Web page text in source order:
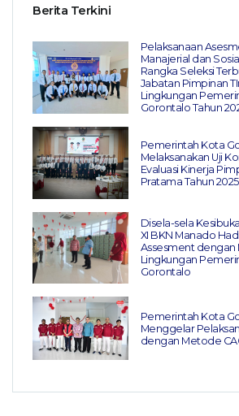
Berita Terkini
Pelaksanaan
Manajerial dan
Rangka Seleksi
Jabatan Pimpinan
Lingkungan
Gorontalo Tahun
Pemerintah Kota
Melaksanakan Uji
Evaluasi Kinerja
Pratama Tahun 2025
Disela-sela
XI BKN Manado
Assesment dengan
Lingkungan
Gorontalo
Pemerintah Kota
Menggelar
dengan Metode